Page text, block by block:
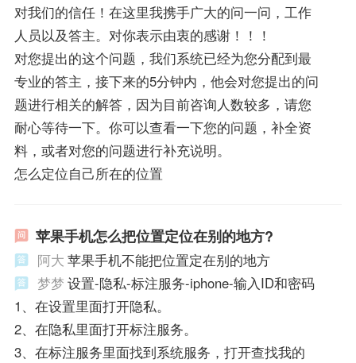
对我们的信任！在这里我携手广大的问一问，工作
人员以及答主。对你表示由衷的感谢！！！
对您提出的这个问题，我们系统已经为您分配到最
专业的答主，接下来的5分钟内，他会对您提出的问
题进行相关的解答，因为目前咨询人数较多，请您
耐心等待一下。你可以查看一下您的问题，补全资
料，或者对您的问题进行补充说明。
怎么定位自己所在的位置
苹果手机怎么把位置定位在别的地方?
阿大 苹果手机不能把位置定在别的地方
梦梦 设置-隐私-标注服务-iphone-输入ID和密码
1、在设置里面打开隐私。
2、在隐私里面打开标注服务。
3、在标注服务里面找到系统服务，打开查找我的